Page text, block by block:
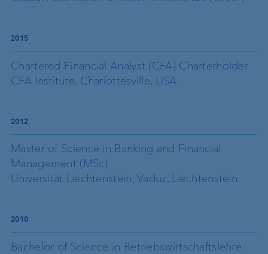
2015
Chartered Financial Analyst (CFA) Charterholder
CFA Institute, Charlottesville, USA
2012
Master of Science in Banking and Financial
Management (MSc)
Universität Liechtenstein, Vaduz, Liechtenstein
2010
Bachelor of Science in Betriebswirtschaftslehre